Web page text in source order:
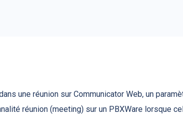
une réunion sur Communicator Web, un
réunion (meeting) sur un PBXWare lorsque